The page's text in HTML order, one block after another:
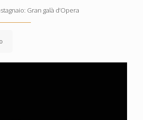
Gran galà d’Opera